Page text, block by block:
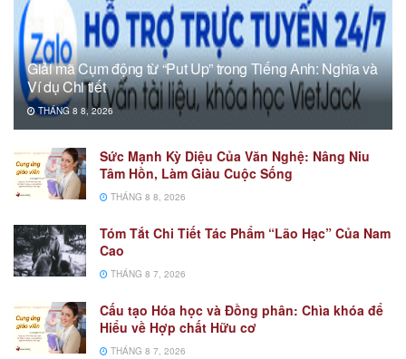
Giải mã Cụm động từ “Put Up” trong Tiếng Anh: Nghĩa và
Ví dụ Chi tiết
THÁNG 8 8, 2026
Sức Mạnh Kỳ Diệu Của Văn Nghệ: Nâng Niu
Tâm Hồn, Làm Giàu Cuộc Sống
THÁNG 8 8, 2026
Tóm Tắt Chi Tiết Tác Phẩm “Lão Hạc” Của Nam
Cao
THÁNG 8 7, 2026
Cấu tạo Hóa học và Đồng phân: Chìa khóa để
Hiểu về Hợp chất Hữu cơ
THÁNG 8 7, 2026